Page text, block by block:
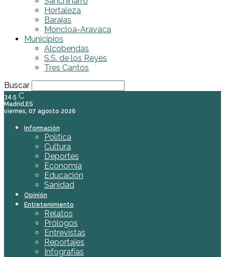
Hortaleza
Barajas
Moncloa-Aravaca
Municipios
Alcobendas
S.S. de los Reyes
Tres Cantos
Buscar
34.5 C
Madrid,ES
viernes, 07 agosto 2026
Información
Política
Cultura
Deportes
Economía
Educación
Sanidad
Opinión
Entretenimiento
Relatos
Prólogos
Entrevistas
Reportajes
Infografías